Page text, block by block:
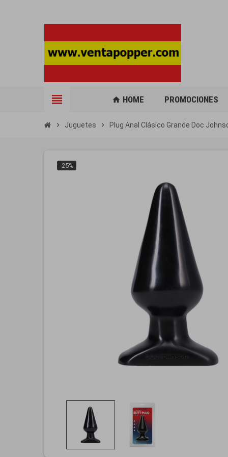
view_headline home HOME PROMOCIONES
chevron_right Juguetes chevron_right Plug Anal Clásico Grande Doc
-25%